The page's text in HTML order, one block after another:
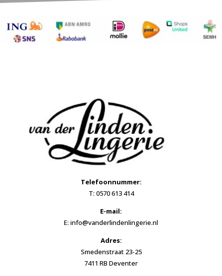
Telefoonnummer:
T: 0570 613 414
E-mail:
E: info@vanderlindenlingerie.nl
Adres:
Smedenstraat 23-25
7411 RB Deventer